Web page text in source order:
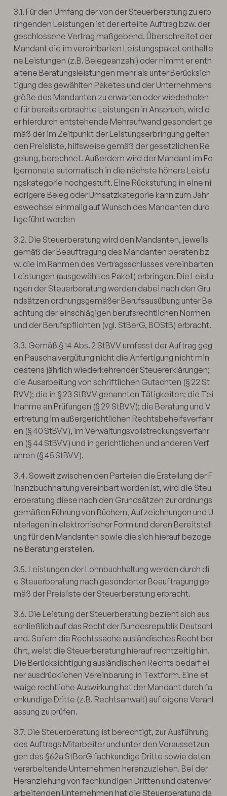
3.1. Für den Umfang der von der Steuerberatung zu erb
ringenden Leistungen ist der erteilte Auftrag bzw. der
geschlossene Vertrag maßgebend. Überschreitet der
Mandant die im vereinbarten Leistungspaket enthalte
ne Leistungen (z.B. Belegeanzahl) oder nimmt er enth
altene Beratungsleistungen mehr als unter Berücksich
tigung des gewählten Paketes und der Unternehmens
größe des Mandanten zu erwarten oder wiederholen
d für bereits erbrachte Leistungen in Anspruch, wird d
er hierdurch entstehende Mehraufwand gesondert ge
mäß der im Zeitpunkt der Leistungserbringung gelten
den Preisliste, hilfsweise gemäß der gesetzlichen Re
gelung, berechnet. Außerdem wird der Mandant im Fo
lgemonate automatisch in die nächste höhere Leistu
ngskategorie hochgestuft. Eine Rückstufung in eine ni
edrigere Beleg oder Umsatzkategorie kann zum Jahr
eswechsel einmalig auf Wunsch des Mandanten durc
hgeführt werden
3.2. Die Steuerberatung wird den Mandanten, jeweils
gemäß der Beauftragung des Mandanten beraten bz
w. die im Rahmen des Vertragsschlusses vereinbarten
Leistungen (ausgewähltes Paket) erbringen. Die Leistu
ngen der Steuerberatung werden dabei nach den Gru
ndsätzen ordnungsgemäßer Berufsausübung unter Be
achtung der einschlägigen berufsrechtlichen Normen
und der Berufspﬂichten (vgl. StBerG, BOStB) erbracht.
3.3. Gemäß § 14 Abs. 2 StBVV umfasst der Auftrag geg
en Pauschalvergütung nicht die Anfertigung nicht min
destens jährlich wiederkehrender Steuererklärungen;
die Ausarbeitung von schriftlichen Gutachten (§ 22 St
BVV); die in § 23 StBVV genannten Tätigkeiten; die Tei
lnahme an Prüfungen (§ 29 StBVV); die Beratung und V
ertretung im außergerichtlichen Rechtsbehelfsverfahr
en (§ 40 StBVV), im Verwaltungsvollstreckungsverfahr
en (§ 44 StBVV) und in gerichtlichen und anderen Verf
ahren (§ 45 StBVV).
3.4. Soweit zwischen den Parteien die Erstellung der F
inanzbuchhaltung vereinbart worden ist, wird die Steu
erberatung diese nach den Grundsätzen zur ordnungs
gemäßen Führung von Büchern, Aufzeichnungen und U
nterlagen in elektronischer Form und deren Bereitstell
ung für den Mandanten sowie die sich hierauf bezoge
ne Beratung erstellen.
3.5. Leistungen der Lohnbuchhaltung werden durch di
e Steuerberatung nach gesonderter Beauftragung ge
mäß der Preisliste der Steuerberatung erbracht.
3.6. Die Leistung der Steuerberatung bezieht sich aus
schließlich auf das Recht der Bundesrepublik Deutschl
and. Sofern die Rechtssache ausländisches Recht ber
ührt, weist die Steuerberatung hierauf rechtzeitig hin.
Die Berücksichtigung ausländischen Rechts bedarf ei
ner ausdrücklichen Vereinbarung in Textform. Eine et
waige rechtliche Auswirkung hat der Mandant durch fa
chkundige Dritte (z.B. Rechtsanwalt) auf eigene Veranl
assung zu prüfen.
3.7. Die Steuerberatung ist berechtigt, zur Ausführung
des Auftrags Mitarbeiter und unter den Voraussetzun
gen des §62a StBerG fachkundige Dritte sowie daten
verarbeitende Unternehmen heranzuziehen. Bei der
Heranziehung von fachkundigen Dritten und datenver
arbeitenden Unternehmen hat die Steuerberatung da